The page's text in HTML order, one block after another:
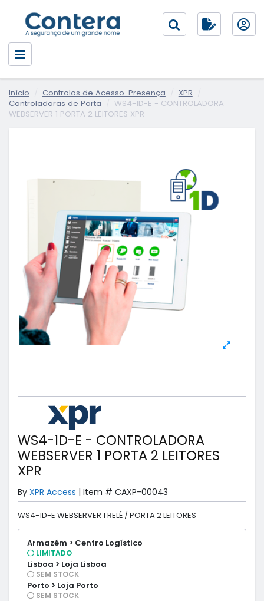
Início Controlos de Acesso-Presença
XPR
Controladoras de Porta
WS4-1D-E - CONTROLADORA
WEBSERVER 1 PORTA 2 LEITORES XPR
WS4-1D-E - CONTROLADORA
WEBSERVER 1 PORTA 2 LEITORES
XPR
By XPR Access | Item # CAXP-00043
WS4-1D-E WEBSERVER 1 RELÉ / PORTA 2 LEITORES
Armazém > Centro Logístico
LIMITADO
Lisboa > Loja Lisboa
SEM STOCK
Porto > Loja Porto
SEM STOCK